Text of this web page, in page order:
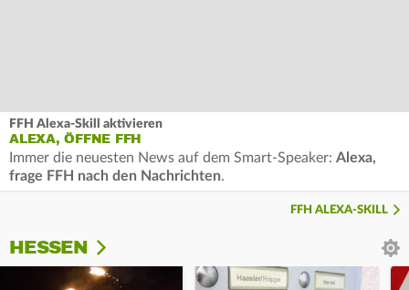
FFH Alexa-Skill aktivieren
ALEXA, ÖFFNE FFH
Immer die neuesten News auf dem Smart-Speaker: Alexa,
frage FFH nach den Nachrichten.
FFH ALEXA-SKILL
HESSEN